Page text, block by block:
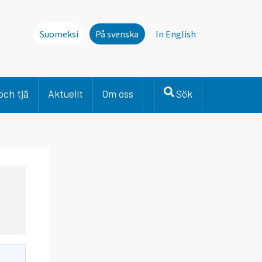
Suomeksi På svenska In English
tjä Aktuellt Om oss Sök